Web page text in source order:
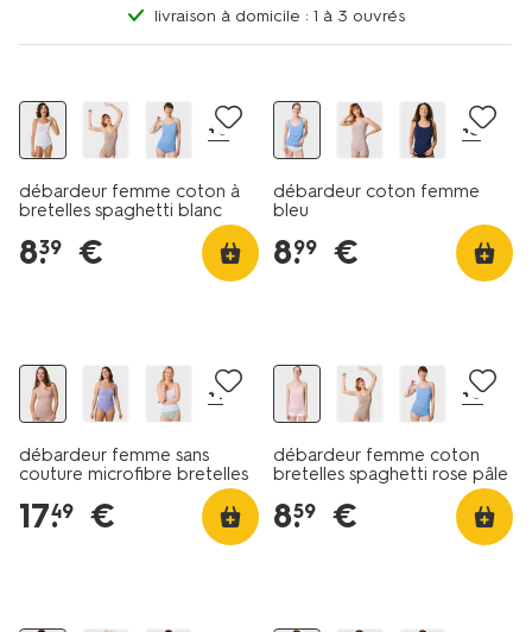
livraison à domicile : 1 à 3 ouvrés
+6
débardeur femme coton à
bretelles spaghetti blanc
8.
39 €
+3
débardeur coton femme
bleu
8.
99 €
+1
débardeur femme sans
couture microfibre bretelles
17.
49 €
+6
débardeur femme coton
bretelles spaghetti rose pâle
8.
59 €